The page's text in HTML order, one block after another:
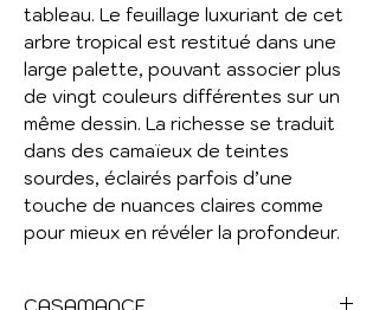
tableau. Le feuillage luxuriant de cet
arbre tropical est restitué dans une
large palette, pouvant associer plus
de vingt couleurs différentes sur un
même dessin. La richesse se traduit
dans des camaïeux de teintes
sourdes, éclairés parfois d’une
touche de nuances claires comme
pour mieux en révéler la profondeur.
CASAMANCE